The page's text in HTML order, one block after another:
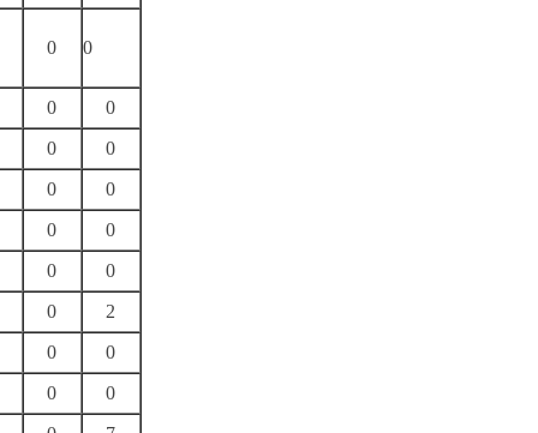
0 0
0
0
0
0
0
0
0
0
0
0
0
2
0
0
0 0